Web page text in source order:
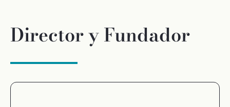
Director y Fundador